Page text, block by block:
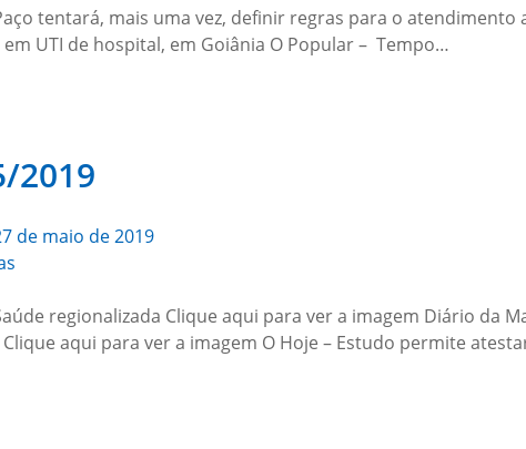
tentará, mais uma vez, definir regras para o
UTI de hospital, em Goiânia O Popular – Tempo…
2019
de maio de 2019
regionalizada Clique aqui para ver a imagem Diário da
aqui para ver a imagem O Hoje – Estudo permite